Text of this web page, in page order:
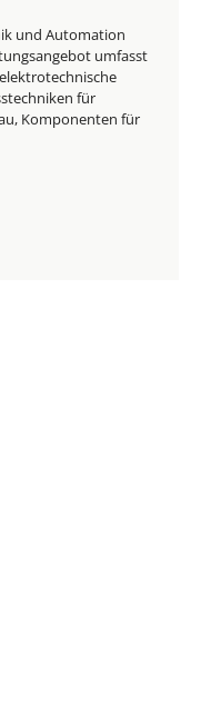
und Automation
umfasst
für
Komponenten für